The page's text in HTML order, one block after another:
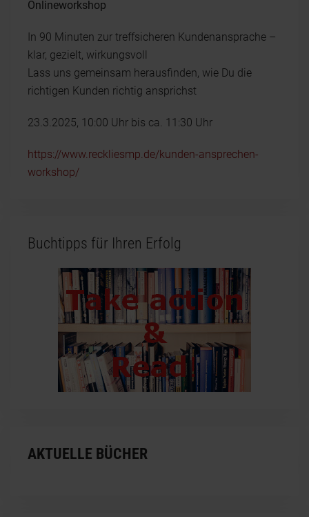
Onlineworkshop
In 90 Minuten zur treffsicheren Kundenansprache –
klar, gezielt, wirkungsvoll
Lass uns gemeinsam herausfinden, wie Du die
richtigen Kunden richtig ansprichst
23.3.2025, 10:00 Uhr bis ca. 11:30 Uhr
https://www.reckliesmp.de/kunden-ansprechen-
workshop/
Buchtipps für Ihren Erfolg
AKTUELLE BÜCHER